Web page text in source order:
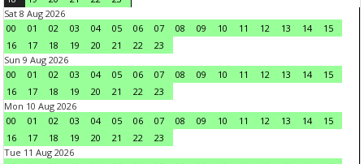
Sat 8 Aug 2026
00
01 02 03 04 05 06 07 08 09 10 11 12 13 14
15
16
17 18 19 20 21 22
23
Sun 9 Aug 2026
00
01 02 03 04 05 06 07 08 09 10 11 12 13 14
15
16
17 18 19 20 21 22
23
Mon 10 Aug 2026
00
01 02 03 04 05 06 07 08 09 10 11 12 13 14
15
16
17 18 19 20 21 22
23
Tue 11 Aug 2026